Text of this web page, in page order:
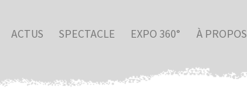
ACTUS SPECTACLE EXPO 360° À PROPOS